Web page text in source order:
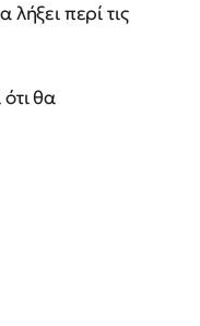
περί τις
ότι θα